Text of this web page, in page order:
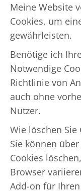
Meine Website
Cookies, um
gewährleisten.
Benötige ich
Notwendige
Richtlinie von
auch ohne
Nutzer.
Wie löschen Sie
Sie können
Cookies
Browser
Add-on für